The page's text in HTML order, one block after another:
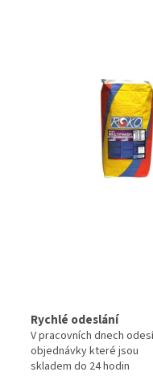
Rychlé odeslání
V pracovních dnech
objednávky které jsou
skladem do 24 hodin